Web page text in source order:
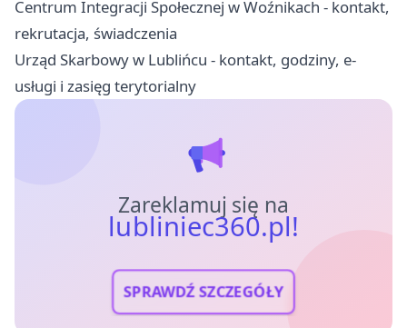
Centrum Integracji Społecznej w Woźnikach - kontakt,
rekrutacja, świadczenia
Urząd Skarbowy w Lublińcu - kontakt, godziny, e-
usługi i zasięg terytorialny
Zareklamuj się na
lubliniec360.pl!
SPRAWDŹ SZCZEGÓŁY